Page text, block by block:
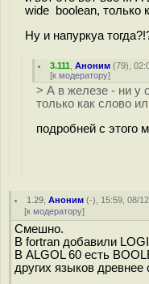
wide boolean, только
Ну и напуркуа
3.111 ,Аноним (79),
[к модератору]
> А в железе - ни у
только как слово
подробней с этого
1.29 ,Аноним (-), 15:59, 08/
[к модератору]
Смешно.
В fortran добавили
В ALGOL 60 есть
других языков древнее